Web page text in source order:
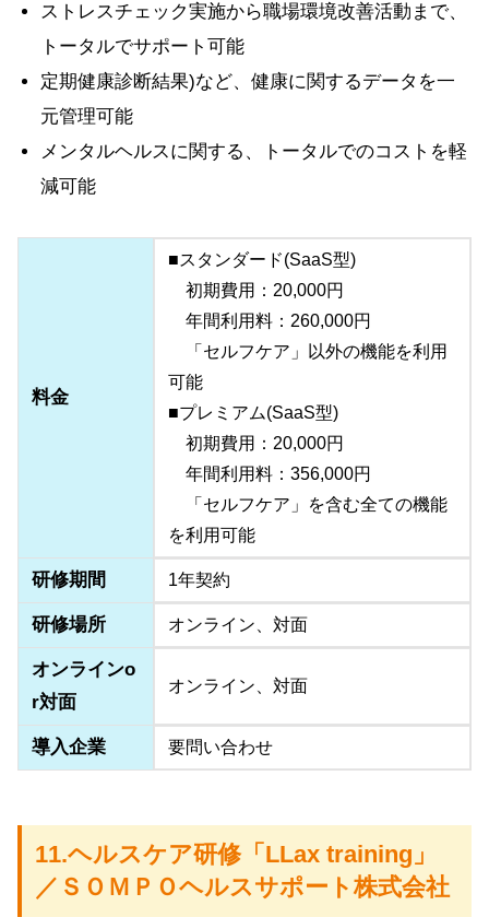
ストレスチェック実施から職場環境改善活動まで、
トータルでサポート可能
定期健康診断結果)など、健康に関するデータを一
元管理可能
メンタルヘルスに関する、トータルでのコストを軽
減可能
料金
■スタンダード(SaaS型)
初期費用：20,000円
年間利用料：260,000円
「セルフケア」以外の機能を利用
可能
■プレミアム(SaaS型)
初期費用：20,000円
年間利用料：356,000円
「セルフケア」を含む全ての機能
を利用可能
研修期間 1年契約
研修場所 オンライン、対面
オンラインo
r対面
オンライン、対面
導入企業 要問い合わせ
11.ヘルスケア研修「LLax training」
／ＳＯＭＰＯヘルスサポート株式会社